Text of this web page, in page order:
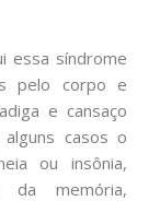
essa síndrome
pelo corpo e
e cansaço
casos o
ou insônia,
da memória,